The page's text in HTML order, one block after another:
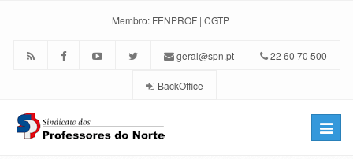
Membro: FENPROF | CGTP
geral@spn.pt 22 60 70 500
BackOffice
Toggle